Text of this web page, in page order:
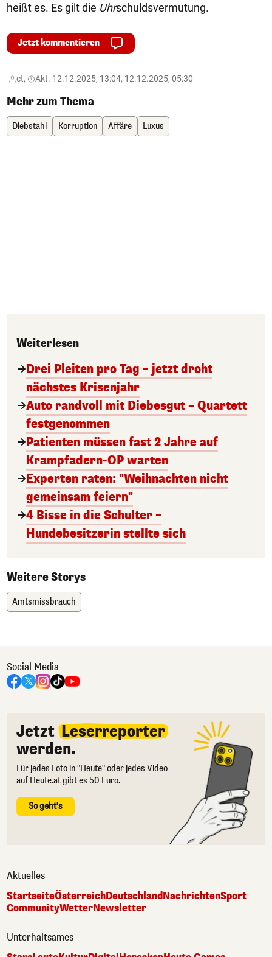
heißt es. Es gilt die Uhrschuldsvermutung.
Jetzt kommentieren
ct, Akt. 12.12.2025, 13:04, 12.12.2025, 05:30
Mehr zum Thema
Diebstahl Korruption Affäre Luxus
Weiterlesen
Drei Pleiten pro Tag – jetzt droht
nächstes Krisenjahr
Auto randvoll mit Diebesgut – Quartett
festgenommen
Patienten müssen fast 2 Jahre auf
Krampfadern-OP warten
Experten raten: "Weihnachten nicht
gemeinsam feiern"
4 Bisse in die Schulter –
Hundebesitzerin stellte sich
Weitere Storys
Amtsmissbrauch
Social Media
Jetzt Leserreporter
werden.
Für jedes Foto in "Heute" oder jedes Video
auf Heute.at gibt es 50 Euro.
So geht's
Aktuelles
StartseiteÖsterreichDeutschlandNachrichtenSport
CommunityWetterNewsletter
Unterhaltsames